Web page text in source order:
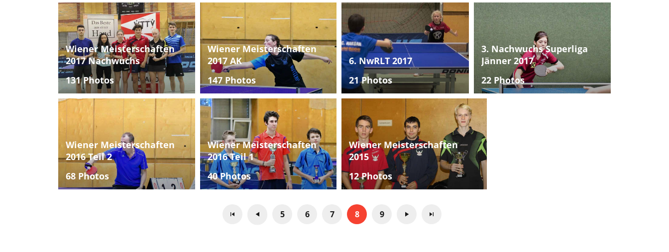
Wiener Meisterschaften
2017 Nachwuchs
131 Photos
Wiener Meisterschaften
2017 AK
147 Photos
6. NwRLT 2017
21 Photos
3. Nachwuchs Superliga
Jänner 2017
22 Photos
Wiener Meisterschaften
2016 Teil 2
68 Photos
Wiener Meisterschaften
2016 Teil 1
40 Photos
Wiener Meisterschaften
2015
12 Photos
5 6 7 8 9